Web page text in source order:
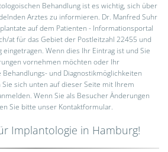
Behandlung ist es wichtig, sich über
Arztes zu informieren. Dr. Manfred Suhr
auf dem Patienten - Informationsportal
at für das Gebiet der Postleitzahl 22455 und
eingetragen. Wenn dies Ihr Eintrag ist und Sie
vornehmen möchten oder Ihr
und Diagnostikmöglichkeiten
sich unten auf dieser Seite mit Ihrem
Wenn Sie als Besucher Änderungen
Sie bitte unser Kontaktformular.
Implantologie in Hamburg!